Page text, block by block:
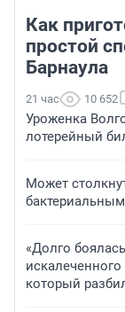
Как
простой
Барнаула
21 час 10 652
Уроженка
лотерейный
Может
«Долго
который